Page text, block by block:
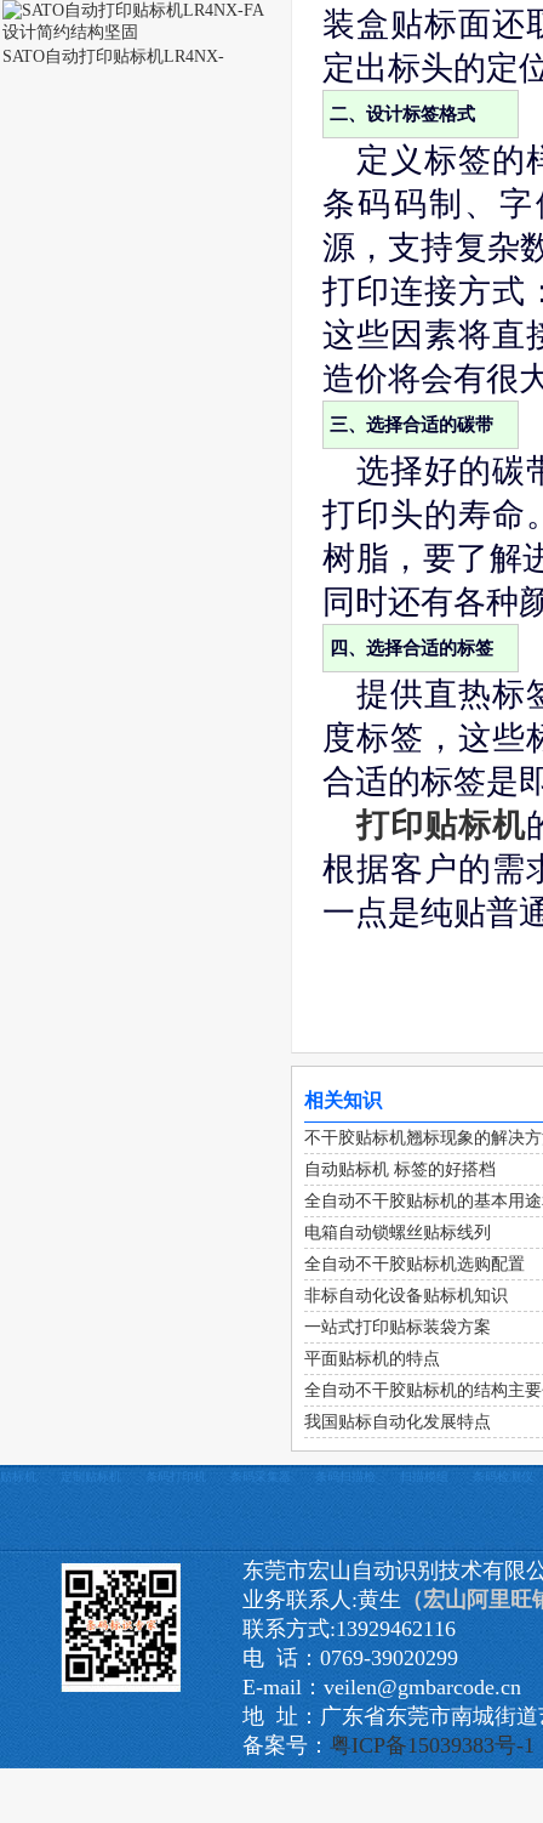
SATO自动打印贴标机LR4NX-
装盒贴标面还
定出标头的定
二、设计标签格式
定义标签的
条码码制、
源，支持复杂
打印连接方式
这些因素将直
造价将会有很
三、选择合适的碳带
选择好的碳
打印头的寿命
树脂，要了解
同时还有各种
四、选择合适的标签
提供直热标
度标签，这些
合适的标签是
打印贴标机
根据客户的需
一点是纯贴普
相关知识
不干胶贴标机翘标现象的解决
自动贴标机 标签的好搭档
全自动不干胶贴标机的基本用
电箱自动锁螺丝贴标线列
全自动不干胶贴标机选购配置
非标自动化设备贴标机知识
一站式打印贴标装袋方案
平面贴标机的特点
全自动不干胶贴标机的结构主
我国贴标自动化发展特点
贴标机 定制贴标机 条码打印机 条码采集器 条码扫描枪 扫描模组 条码检测仪
东莞市宏山自动识别技术有限
业务联系人:黄生 （宏山阿里旺
联系方式:13929462116
电 话：0769-39020299
E-mail：veilen@gmbarcode.cn
地 址：广东省东莞市南城街
备案号： 粤ICP备15039383号-1